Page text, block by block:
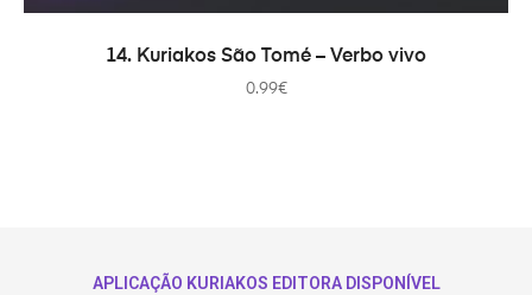
AJOUTER AU PANIER
14. Kuriakos São Tomé – Verbo vivo
0.99€
APLICAÇÃO KURIAKOS EDITORA DISPONÍVEL